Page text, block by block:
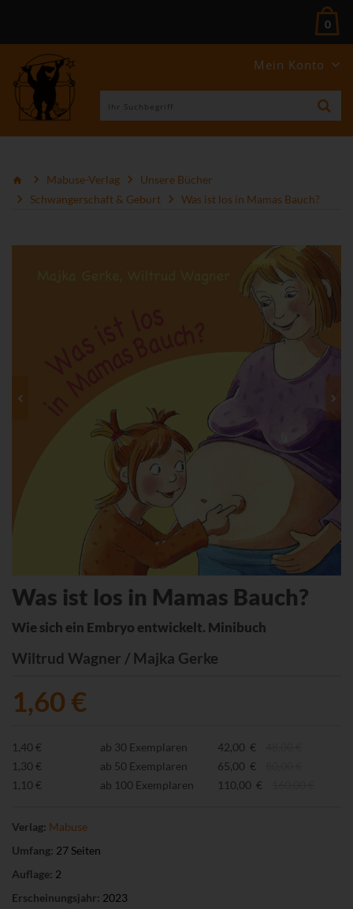
Mein Konto
0
Mabuse-Verlag
Unsere Bücher
Schwangerschaft & Geburt
Was ist los in Mamas Bauch?
Was ist los in Mamas Bauch?
Wie sich ein Embryo entwickelt. Minibuch
Wiltrud Wagner / Majka Gerke
1,60 €
1,40 € ab 30 Exemplaren 42,00 €
1,30 €
ab 50 Exemplaren 65,00 €
1,10 €
ab 100 Exemplaren 110,00 €
Verlag: Mabuse
Umfang: 27 Seiten
Auflage: 2
Erscheinungsjahr: 2023